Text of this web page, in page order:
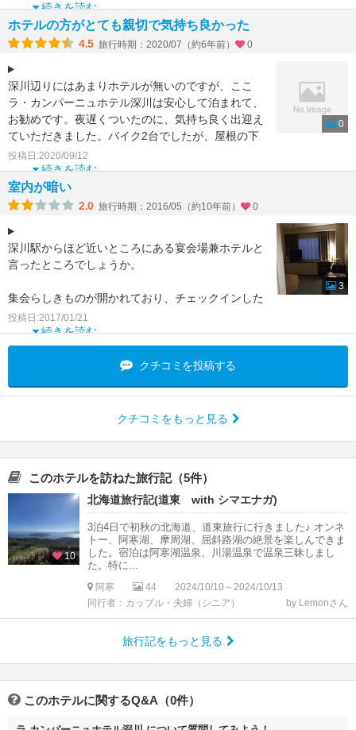
というくらい。
朝食は定食形式でした。お客さんも少なく、静
続きを読む
ホテルの方がとても親切で気持ち良かった
4.5 旅行時期：2020/07（約6年前） 0
深川辺りにはあまりホテルが無いのですが、ここ
ラ・カンパーニュホテル深川は安心して泊まれて、
お勧めです。夜遅くついたのに、気持ち良く出迎え
ていただきました。バイク2台でしたが、屋根の下
に駐車スペースを確
続きを読む
投稿日:2020/09/12
0
室内が暗い
2.0 旅行時期：2016/05（約10年前） 0
深川駅からほど近いところにある宴会場兼ホテルと
言ったところでしょうか。
集会らしきものが開かれており、チェックインした
時には彼らがちょうど散会する時でした。催事担当
とホテル担当のスタッフとは別な
続きを読む
投稿日:2017/01/21
3
クチコミを投稿する
クチコミをもっと見る
このホテルを訪ねた旅行記（5件）
10
北海道旅行記(道東 with シマエナガ)
3泊4日で初秋の北海道、道東旅行に行きました♪ オンネ
トー、阿寒湖、摩周湖、屈斜路湖の絶景を楽しんできま
した。宿泊は阿寒湖温泉、川湯温泉で温泉三昧しまし
た。特に...
阿寒 44
2024/10/10～2024/10/13
同行者：カップル・夫婦（シニア）
by Lemonさん
旅行記をもっと見る
このホテルに関するQ&A（0件）